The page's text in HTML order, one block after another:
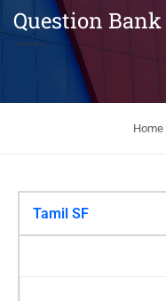
Question Bank
Home
Tamil SF